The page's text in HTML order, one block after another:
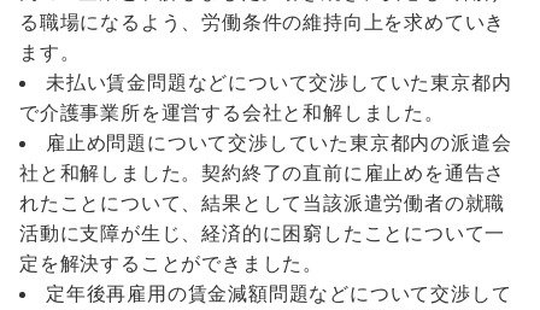
る職場になるよう、労働条件の維持向上を求めていき
ます。
未払い賃金問題などについて交渉していた東京都内
で介護事業所を運営する会社と和解しました。
雇止め問題について交渉していた東京都内の派遣会
社と和解しました。契約終了の直前に雇止めを通告さ
れたことについて、結果として当該派遣労働者の就職
活動に支障が生じ、経済的に困窮したことについて一
定を解決することができました。
定年後再雇用の賃金減額問題などについて交渉して